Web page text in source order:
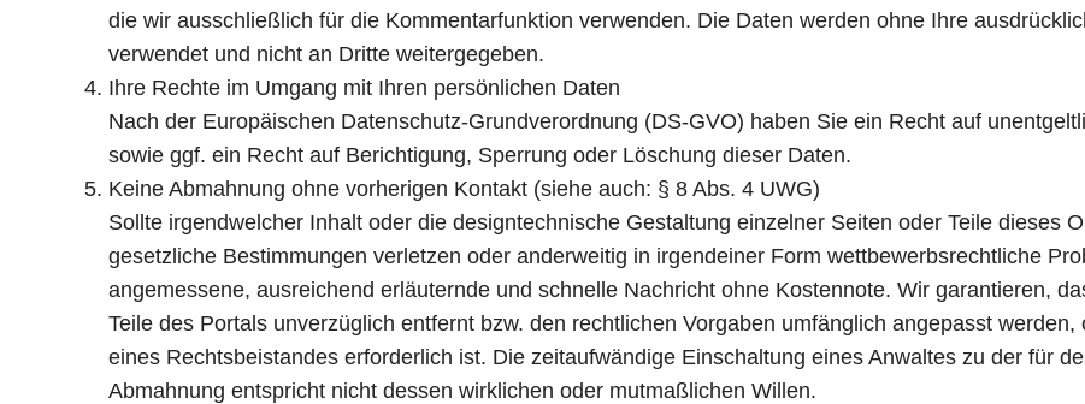
die wir ausschließlich für die Kommentarfunktion verwenden. Die Daten werden ohne Ihre
verwendet und nicht an Dritte weitergegeben.
Ihre Rechte im Umgang mit Ihren persönlichen Daten
Nach der Europäischen Datenschutz-Grundverordnung (DS-GVO) haben Sie ein Recht auf
sowie ggf. ein Recht auf Berichtigung, Sperrung oder Löschung dieser Daten.
Keine Abmahnung ohne vorherigen Kontakt (siehe auch: § 8 Abs. 4 UWG)
Sollte irgendwelcher Inhalt oder die designtechnische Gestaltung einzelner Seiten oder Teile dieses
gesetzliche Bestimmungen verletzen oder anderweitig in irgendeiner Form wettbewerbsrechtliche
angemessene, ausreichend erläuternde und schnelle Nachricht ohne Kostennote. Wir garantieren,
Teile des Portals unverzüglich entfernt bzw. den rechtlichen Vorgaben umfänglich angepasst
eines Rechtsbeistandes erforderlich ist. Die zeitaufwändige Einschaltung eines Anwaltes zu der für
Abmahnung entspricht nicht dessen wirklichen oder mutmaßlichen Willen.